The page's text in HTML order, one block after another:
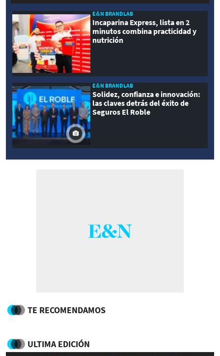
E&N BRANDLAB
Incaparina Express, lista en 2
minutos combina practicidad y
nutrición
E&N BRANDLAB
Solidez, confianza e innovación:
las claves detrás del éxito de
Seguros El Roble
TE RECOMENDAMOS
ULTIMA EDICIÓN